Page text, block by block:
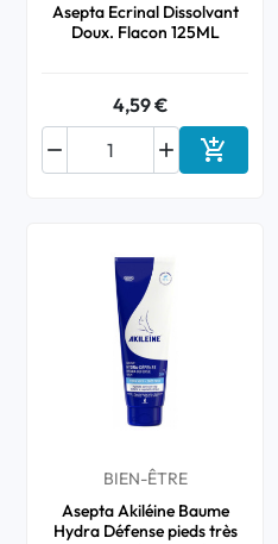
au panier
Asepta Ecrinal Dissolvant
Doux. Flacon 125ML
4,59 €

 
BIEN-ÊTRE
Asepta Akiléine Baume
Hydra Défense pieds très